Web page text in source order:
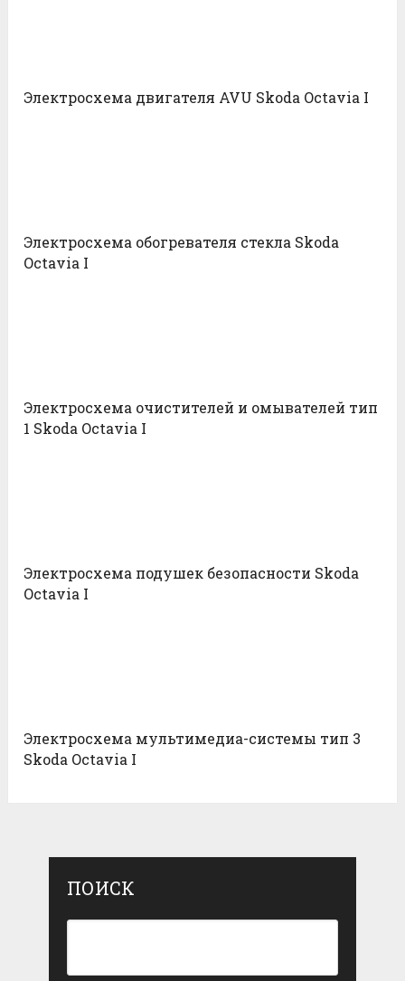
Электросхема двигателя AVU Skoda Octavia I
Электросхема обогревателя стекла Skoda
Octavia I
Электросхема очистителей и омывателей тип
1 Skoda Octavia I
Электросхема подушек безопасности Skoda
Octavia I
Электросхема мультимедиа-системы тип 3
Skoda Octavia I
ПОИСК